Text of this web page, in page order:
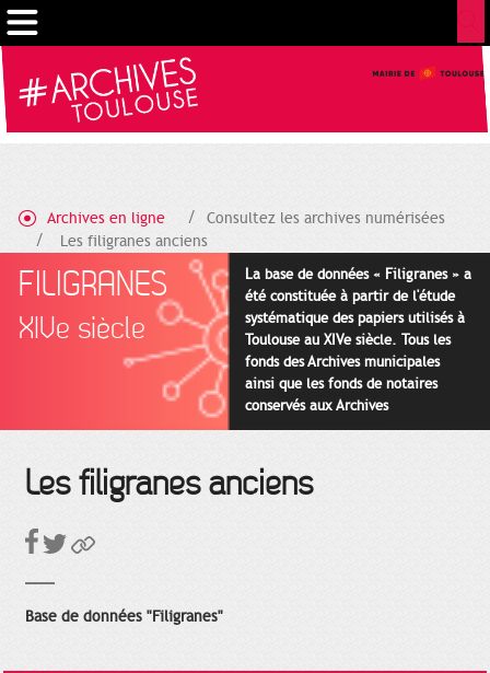
Archives en ligne
Consultez les archives numérisées
Les filigranes anciens
FILIGRANES
XIVe siècle
La base de données « Filigranes » a
été constituée à partir de l'étude
systématique des papiers utilisés à
Toulouse au XIVe siècle. Tous les
fonds des Archives municipales
ainsi que les fonds de notaires
conservés aux Archives
départementales pour cette
Les filigranes anciens
Base de données "Filigranes"
Gestion de vos préférences sur les cookies